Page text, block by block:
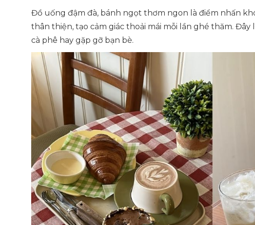
Đồ uống đậm đà, bánh ngọt thơm ngon là điểm nhấn
thân thiện, tạo cảm giác thoải mái mỗi lần ghé thăm.
cà phê hay gặp gỡ bạn bè.